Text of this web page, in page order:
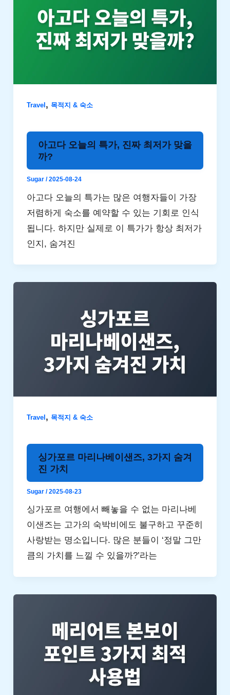
Travel , 목적지 & 숙소
아고다 오늘의 특가, 진짜 최저가 맞을
까?
Sugar /2025-08-24
아고다 오늘의 특가는 많은 여행자들이 가장
저렴하게 숙소를 예약할 수 있는 기회로 인식
됩니다. 하지만 실제로 이 특가가 항상 최저가
인지, 숨겨진
Travel , 목적지 & 숙소
싱가포르 마리나베이샌즈, 3가지 숨겨
진 가치
Sugar /2025-08-23
싱가포르 여행에서 빼놓을 수 없는 마리나베
이샌즈는 고가의 숙박비에도 불구하고 꾸준히
사랑받는 명소입니다. 많은 분들이 ‘정말 그만
큼의 가치를 느낄 수 있을까?’라는